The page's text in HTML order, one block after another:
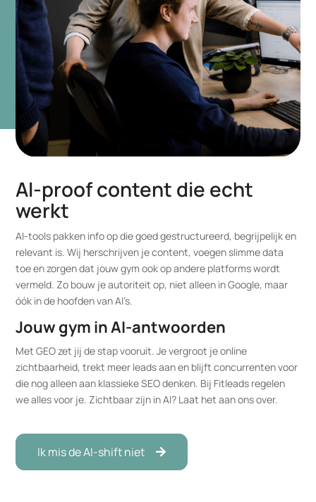
AI-proof content die echt
werkt
AI-tools pakken info op die goed gestructureerd, begrijpelijk en
relevant is. Wij herschrijven je content, voegen slimme data
toe en zorgen dat jouw gym ook op andere platforms wordt
vermeld. Zo bouw je autoriteit op, niet alleen in Google, maar
óók in de hoofden van AI’s.
Jouw gym in AI-antwoorden
Met GEO zet jij de stap vooruit. Je vergroot je online
zichtbaarheid, trekt meer leads aan en blijft concurrenten voor
die nog alleen aan klassieke SEO denken. Bij Fitleads regelen
we alles voor je. Zichtbaar zijn in AI? Laat het aan ons over.
Ik mis de AI-shift niet